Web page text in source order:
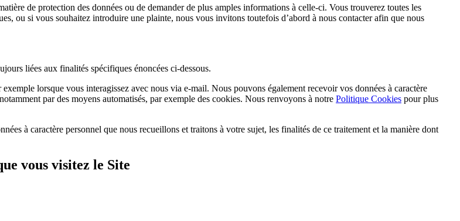
de protection des données ou de demander de plus amples informations à celle-ci. Vous trouverez toutes les
ou si vous souhaitez introduire une plainte, nous vous invitons toutefois d’abord à nous contacter afin que nous
liées aux finalités spécifiques énoncées ci-dessous.
lorsque vous interagissez avec nous via e-mail. Nous pouvons également recevoir vos données à caractère
par des moyens automatisés, par exemple des cookies. Nous renvoyons à notre Politique Cookies pour plus
à caractère personnel que nous recueillons et traitons à votre sujet, les finalités de ce traitement et la manière dont
vous visitez le Site